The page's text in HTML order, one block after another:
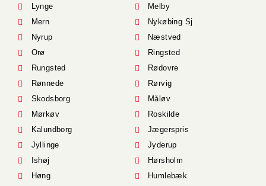
Lynge
Melby
Mern
Nykøbing Sj
Nyrup
Næstved
Orø
Ringsted
Rungsted
Rødovre
Rønnede
Rørvig
Skodsborg
Måløv
Mørkøv
Roskilde
Kalundborg
Jægerspris
Jyllinge
Jyderup
Ishøj
Hørsholm
Høng
Humlebæk